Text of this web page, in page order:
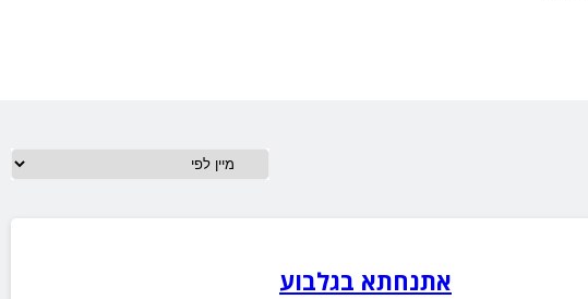
אתנחתא בגלבוע